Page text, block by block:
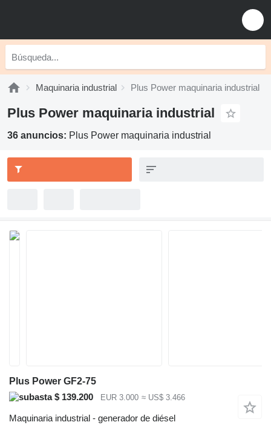
Maquinaria industrial Plus Power maquinaria industrial
Plus Power maquinaria industrial
36 anuncios: Plus Power maquinaria industrial
Plus Power GF2-75
$ 139.200
EUR 3.000 ≈ US$ 3.466
Maquinaria industrial - generador de diésel